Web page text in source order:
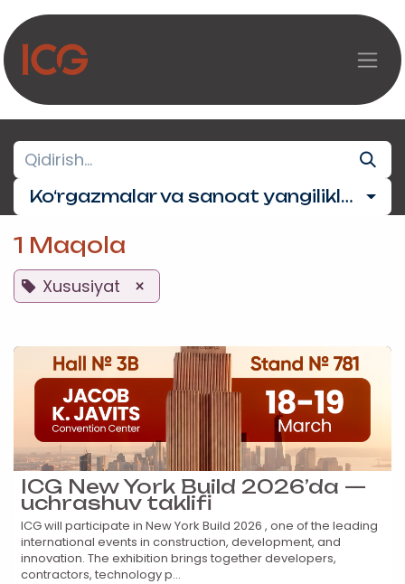
Asosiy mazmunga o‘tish
Ko‘rgazmalar va sanoat yangiliklari
1 Maqola
Xususiyat ×
ICG New York Build 2026’da —
uchrashuv taklifi
ICG will participate in New York Build 2026 , one of the leading
international events in construction, development, and
innovation. The exhibition brings together developers,
contractors, technology p...